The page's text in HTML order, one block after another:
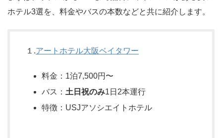
ホテル3選を、料金やバスの本数などと共に紹介します。
１.アートホテル大阪ベイタワー
料金：1泊7,500円〜
バス： 土日祝のみ1日2本運行
特徴：USJアソシエイトホテル